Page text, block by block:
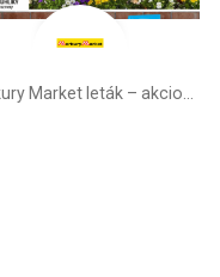
Merkury Market leták –⁠ akciová ponuka